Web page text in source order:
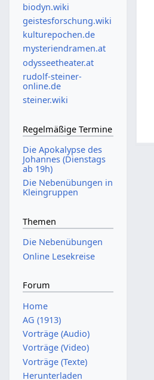
biodyn.wiki
geistesforschung.wiki
kulturepochen.de
mysteriendramen.at
odysseetheater.at
rudolf-steiner-
online.de
steiner.wiki
Regelmäßige Termine
Die Apokalypse des
Johannes (Dienstags
ab 19h)
Die Nebenübungen in
Kleingruppen
Themen
Die Nebenübungen
Online Lesekreise
Forum
Home
AG (1913)
Vorträge (Audio)
Vorträge (Video)
Vorträge (Texte)
Herunterladen